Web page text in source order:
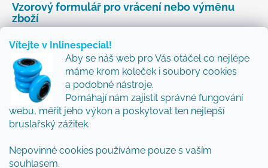
Vítejte v Inlinespecial!
Aby se náš web pro Vás otáčel co nejlépe
máme krom koleček i soubory cookies
a podobné nástroje.
Pomáhají nám zajistit správné fungování
webu, měřit jeho výkon a poskytovat ten nejlepší
bruslařský zážitek.
Nepovinné cookies používáme pouze s vaším
souhlasem.
Vzorový formulář pro vrácení nebo výměnu
zboží
Odebírat newsletter
Přidejte se k nám a my Vám budeme zasílat ty nejlepší
novinky a tipy.
Vložením e-mailu souhlasíte spodmínkami